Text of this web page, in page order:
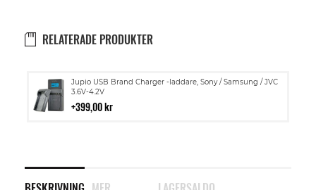
RELATERADE PRODUKTER
Jupio USB Brand Charger -laddare, Sony / Samsung / JVC
3.6V-4.2V
399,00 kr
Lägg
till
i